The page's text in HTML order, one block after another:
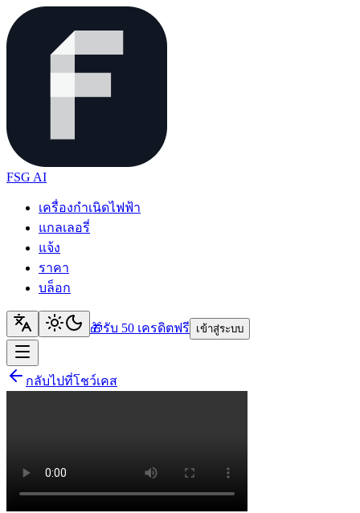
FSG AI
เครื่องกำเนิดไฟฟ้า
แกลเลอรี่
แจ้ง
ราคา
บล็อก
🎁รับ 50 เครดิตฟรี เข้าสู่ระบบ
กลับไปที่โชว์เคส